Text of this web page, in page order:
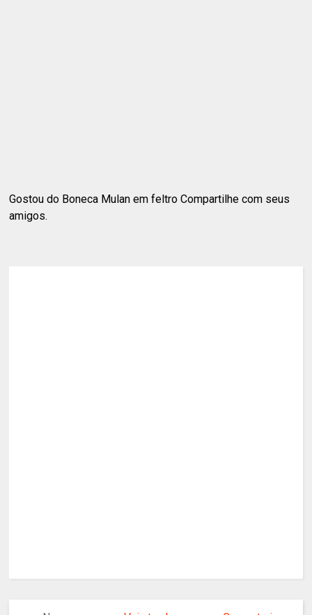
Gostou do Boneca Mulan em feltro Compartilhe com seus
amigos.